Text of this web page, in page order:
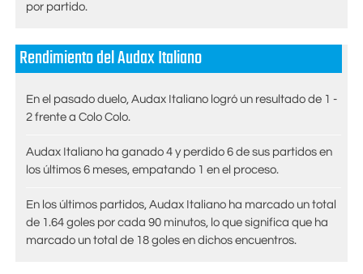
por partido.
Rendimiento del Audax Italiano
En el pasado duelo, Audax Italiano logró un resultado de 1 -
2 frente a Colo Colo.
Audax Italiano ha ganado 4 y perdido 6 de sus partidos en
los últimos 6 meses, empatando 1 en el proceso.
En los últimos partidos, Audax Italiano ha marcado un total
de 1.64 goles por cada 90 minutos, lo que significa que ha
marcado un total de 18 goles en dichos encuentros.